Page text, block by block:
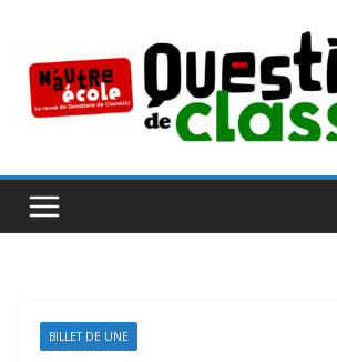
contenu
BILLET DE UNE